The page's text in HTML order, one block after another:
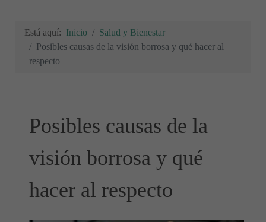
Está aquí: Inicio
Salud y Bienestar
Posibles causas de la visión borrosa y qué hacer al
respecto
Posibles causas de la
visión borrosa y qué
hacer al respecto